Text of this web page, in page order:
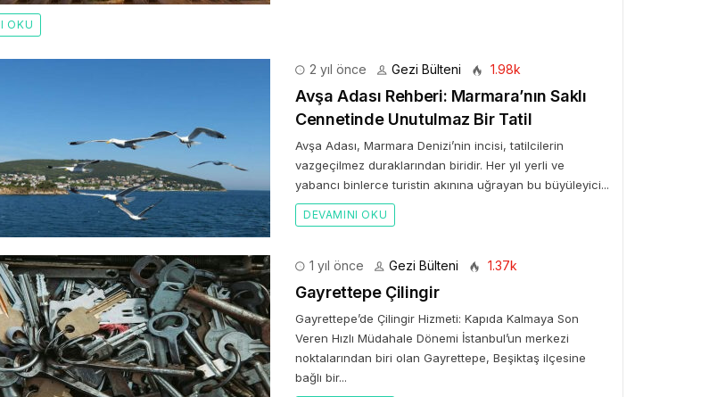
OKU
2 yıl önce Gezi Bülteni 1.98k
Avşa Adası Rehberi: Marmara’nın Saklı
Cennetinde Unutulmaz Bir Tatil
Avşa Adası, Marmara Denizi’nin incisi, tatilcilerin
vazgeçilmez duraklarından biridir. Her yıl yerli ve
yabancı binlerce turistin akınına uğrayan bu büyüleyici...
DEVAMINI OKU
1 yıl önce Gezi Bülteni 1.37k
Gayrettepe Çilingir
Gayrettepe’de Çilingir Hizmeti: Kapıda Kalmaya Son
Veren Hızlı Müdahale Dönemi İstanbul’un merkezi
noktalarından biri olan Gayrettepe, Beşiktaş ilçesine
bağlı bir...